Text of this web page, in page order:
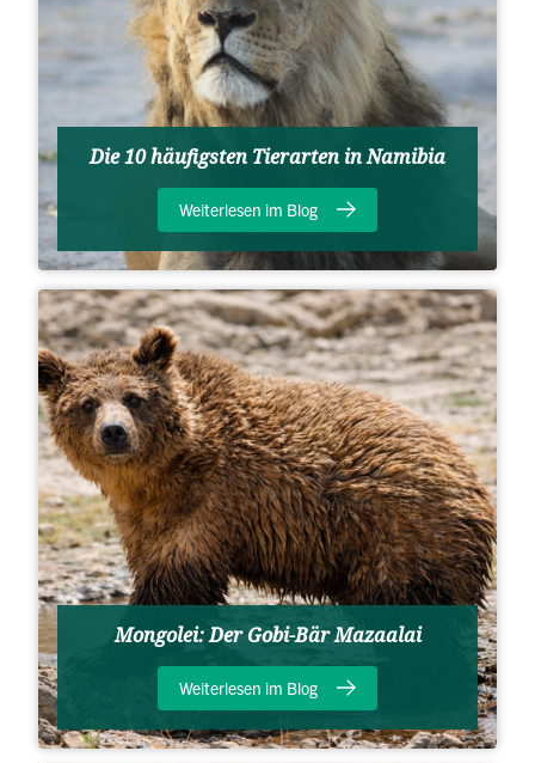
Die 10 häufigsten Tierarten in Namibia
Weiterlesen im Blog
Mongolei: Der Gobi-Bär Mazaalai
Weiterlesen im Blog